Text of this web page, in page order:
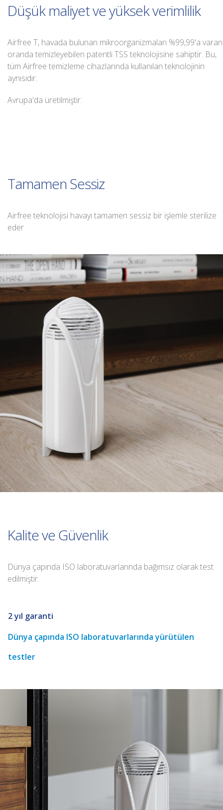
Düşük maliyet ve yüksek verimlilik
Airfree T, havada bulunan mikroorganizmaları %99,99'a varan
oranda temizleyebilen patentli TSS teknolojisine sahiptir. Bu,
tüm Airfree temizleme cihazlarında kullanılan teknolojinin
aynısıdır.
Avrupa'da üretilmiştir.
Tamamen Sessiz
Airfree teknolojisi havayı tamamen sessiz bir işlemle sterilize
eder
Kalite ve Güvenlik
Dünya çapında ISO laboratuvarlarında bağımsız olarak test
edilmiştir.
2 yıl garanti
Dünya çapında ISO laboratuvarlarında yürütülen
testler